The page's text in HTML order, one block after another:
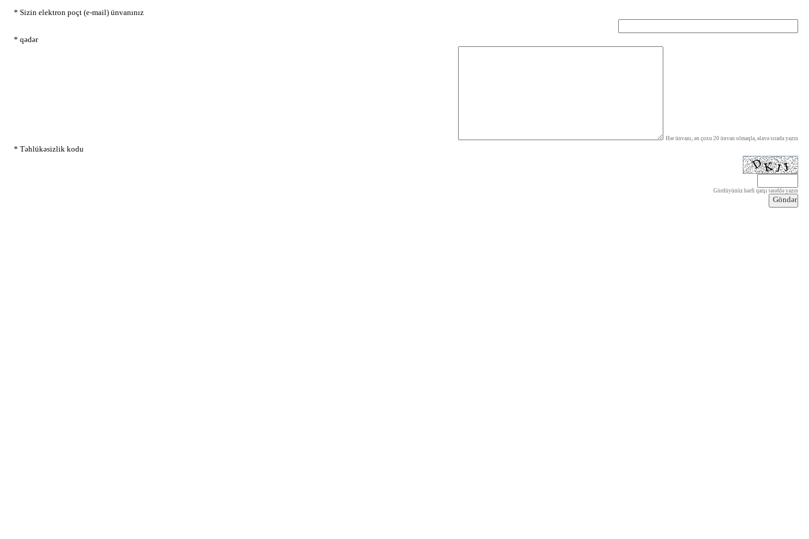
* Sizin elektron poçt (e-mail) ünvanınız
* qədər
Hər ünvanı, ən çoxu 20 ünvan olmaqla, əlavə sırada yazın
* Təhlükəsizlik kodu
Gördüyünüz hərfi qarşı tərəfdə yazın